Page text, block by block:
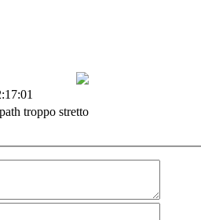
troppo stretto